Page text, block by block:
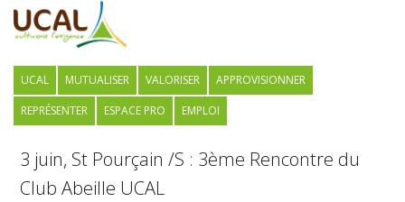
UCAL MUTUALISER VALORISER
APPROVISIONNER
REPRÉSENTER
ESPACE PRO EMPLOI
3 juin, St Pourçain /S : 3ème Rencontre du
Club Abeille UCAL